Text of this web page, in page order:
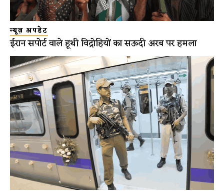
न्यूज़ अपडेट
ईरान सपोर्ट वाले हूथी विद्रोहियों का सऊदी अरब पर हमला